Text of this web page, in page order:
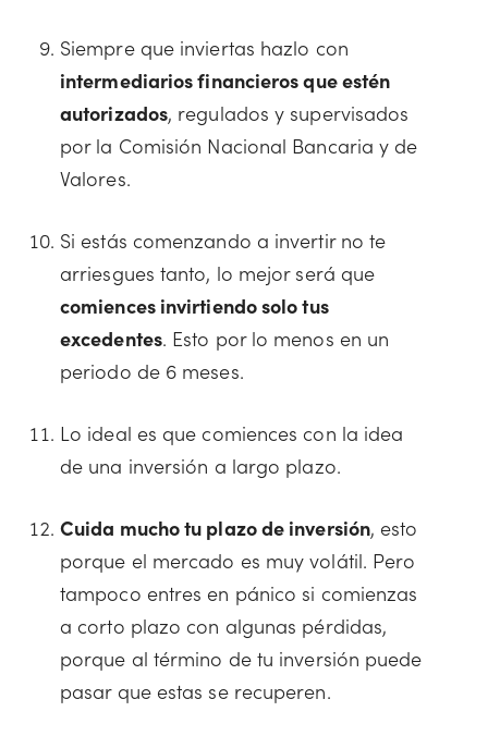
Siempre que inviertas hazlo con
intermediarios financieros que estén
autorizados, regulados y supervisados
por la Comisión Nacional Bancaria y de
Valores.
Si estás comenzando a invertir no te
arriesgues tanto, lo mejor será que
comiences invirtiendo solo tus
excedentes. Esto por lo menos en un
periodo de 6 meses.
Lo ideal es que comiences con la idea
de una inversión a largo plazo.
Cuida mucho tu plazo de inversión, esto
porque el mercado es muy volátil. Pero
tampoco entres en pánico si comienzas
a corto plazo con algunas pérdidas,
porque al término de tu inversión puede
pasar que estas se recuperen.